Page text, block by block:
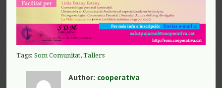
Tags:Som Comunitat,Tallers
Author: cooperativa